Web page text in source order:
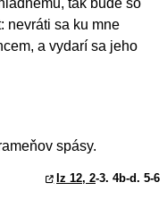
nevráti sa ku mne
a vydarí sa jeho
spásy.
Iz 12, 2-3. 4b-d. 5-6